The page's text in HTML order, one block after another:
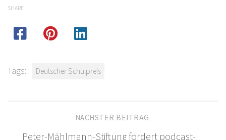
SHARE
Tags: Deutscher Schulpreis
NÄCHSTER BEITRAG
Peter-Mählmann-Stiftung fördert podcast-